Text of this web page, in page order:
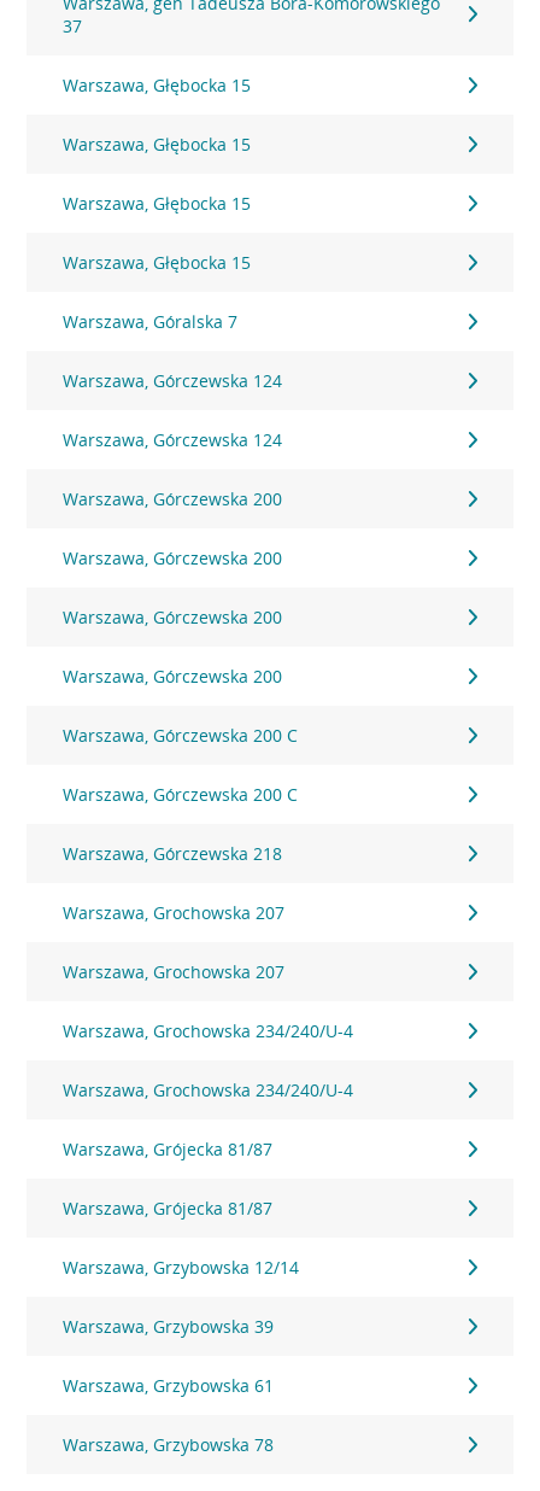
37
Warszawa, Głębocka 15
Warszawa, Głębocka 15
Warszawa, Głębocka 15
Warszawa, Głębocka 15
Warszawa, Góralska 7
Warszawa, Górczewska 124
Warszawa, Górczewska 124
Warszawa, Górczewska 200
Warszawa, Górczewska 200
Warszawa, Górczewska 200
Warszawa, Górczewska 200
Warszawa, Górczewska 200 C
Warszawa, Górczewska 200 C
Warszawa, Górczewska 218
Warszawa, Grochowska 207
Warszawa, Grochowska 207
Warszawa, Grochowska 234/240/U-4
Warszawa, Grochowska 234/240/U-4
Warszawa, Grójecka 81/87
Warszawa, Grójecka 81/87
Warszawa, Grzybowska 12/14
Warszawa, Grzybowska 39
Warszawa, Grzybowska 61
Warszawa, Grzybowska 78